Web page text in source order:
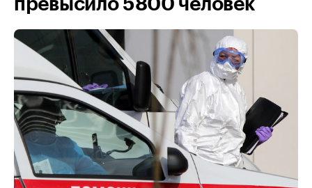
превысило 5800 человек